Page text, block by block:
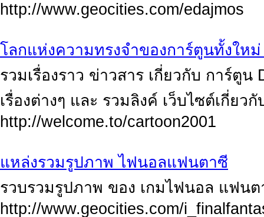
http://www.geocities.com/edajmos
โลกแห่งความทรงจำของการ์ตูนทั้งใหม่
รวมเรื่องราว ข่าวสาร เกี่ยวกับ การ์ตูน
เรื่องต่างๆ และ รวมลิงค์ เว็บไซต์เกี่ยว
http://welcome.to/cartoon2001
แหล่งรวมรูปภาพ ไฟนอลแฟนตาซี
รวบรวมรูปภาพ ของ เกมไฟนอล แฟนต
http://www.geocities.com/